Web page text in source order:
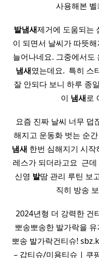
사용해본
발냄새제거에 도움되는
이 되면서 날씨가 따뜻
늘어나네요. 그중에서도
냄새였는데요. ​ 특히 스
잘 안되다 보니 하루 종
이 냄새로
요즘 진짜 날씨 너무
해지고 운동화 벗는 순
냄새 한번 심해지기 시
레스가 되더라고요 ​ 근
신영 발땀 관리 루틴 보
직히 방송
2024년형 더 강력한 건
뽀송뽀송한 발가락을
뽀송 발가락건티슈!
– 갑티슈/미용티슈 | 쿠